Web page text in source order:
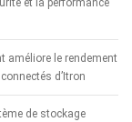
et la performance
améliore le rendement
d’Itron
de stockage